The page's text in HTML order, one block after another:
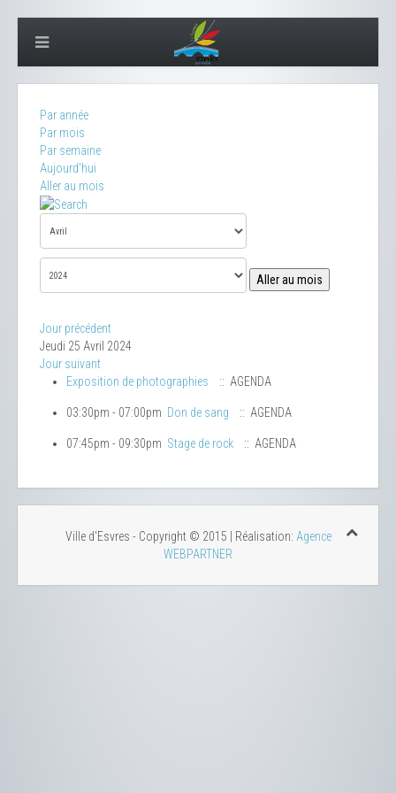
Par année
Par mois
Par semaine
Aujourd'hui
Aller au mois
Aller au mois
Jour précédent
Jeudi 25 Avril 2024
Jour suivant
Exposition de photographies
:: AGENDA
03:30pm - 07:00pm Don de sang :: AGENDA
07:45pm - 09:30pm Stage de rock :: AGENDA
Ville d'Esvres - Copyright © 2015 | Réalisation: Agence
WEBPARTNER